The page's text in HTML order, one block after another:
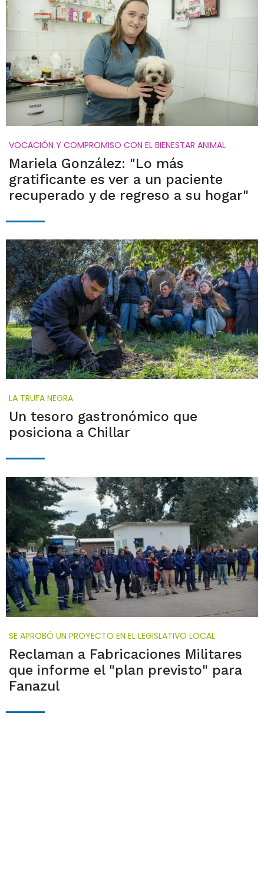
VOCACIÓN Y COMPROMISO CON EL BIENESTAR ANIMAL
Mariela González: "Lo más
gratificante es ver a un paciente
recuperado y de regreso a su hogar"
LA TRUFA NEGRA
Un tesoro gastronómico que
posiciona a Chillar
SE APROBÓ UN PROYECTO EN EL LEGISLATIVO LOCAL
Reclaman a Fabricaciones Militares
que informe el "plan previsto" para
Fanazul